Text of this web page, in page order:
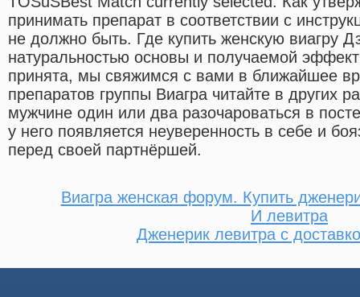
принимать препарат в соответствии с
не должно быть. Где купить женскую виагру
натуральностью основы и получаемой
принята, мы свяжимся с вами в ближайшее
препаратов группы Виагра читайте в других
мужчине один или два разочароваться в
у него появляется неуверенность в себе и
перед своей партнёршей.
Виагра женская форум. Купить
И левитра
Дженерик левитра с